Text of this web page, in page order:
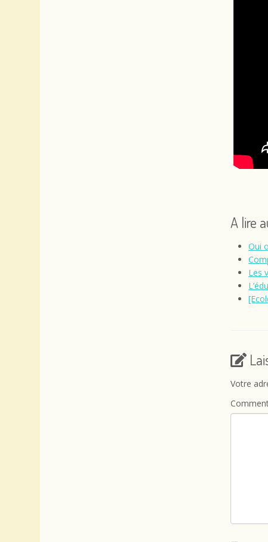
A lire
Oui
Les
Votre